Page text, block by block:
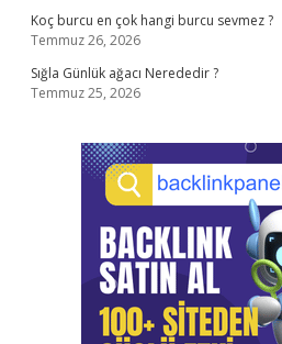
Koç burcu en çok hangi burcu sevmez ?
Temmuz 26, 2026
Sığla Günlük ağacı Nerededir ?
Temmuz 25, 2026